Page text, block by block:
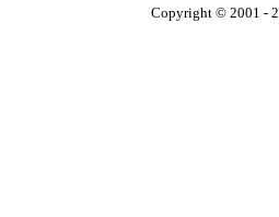
Copyright © 2001 -